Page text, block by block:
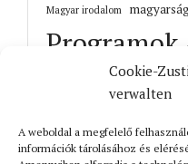
Cookie-
verwalten
A weboldal a megfelelő
információk tárolásához és
Magyar irodalom
Programok
Topler János táncház